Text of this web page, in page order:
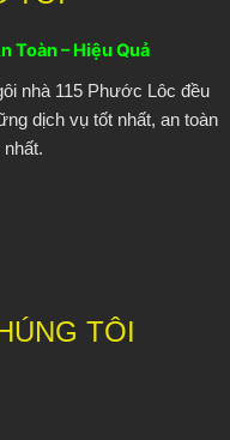
Toàn – Hiệu Quả
nhà 115 Phước Lôc đều
dịch vụ tốt nhất, an toàn
TÔI